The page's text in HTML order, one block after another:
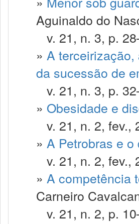
Aguinaldo do
v. 21, n. 3, p.
» A
da sucessão de
v. 21, n. 3, p.
» Obesidade e
v. 21, n. 2, fev.,
» A Petrobras e
v. 21, n. 2, fev.,
» A competência
Carneiro
v. 21, n. 2, p.